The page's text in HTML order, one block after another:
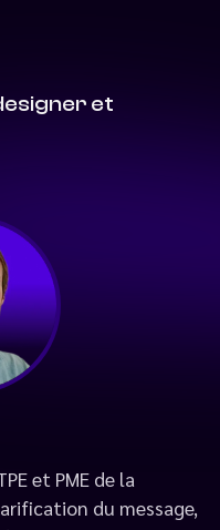
et
et PME de la
du message,